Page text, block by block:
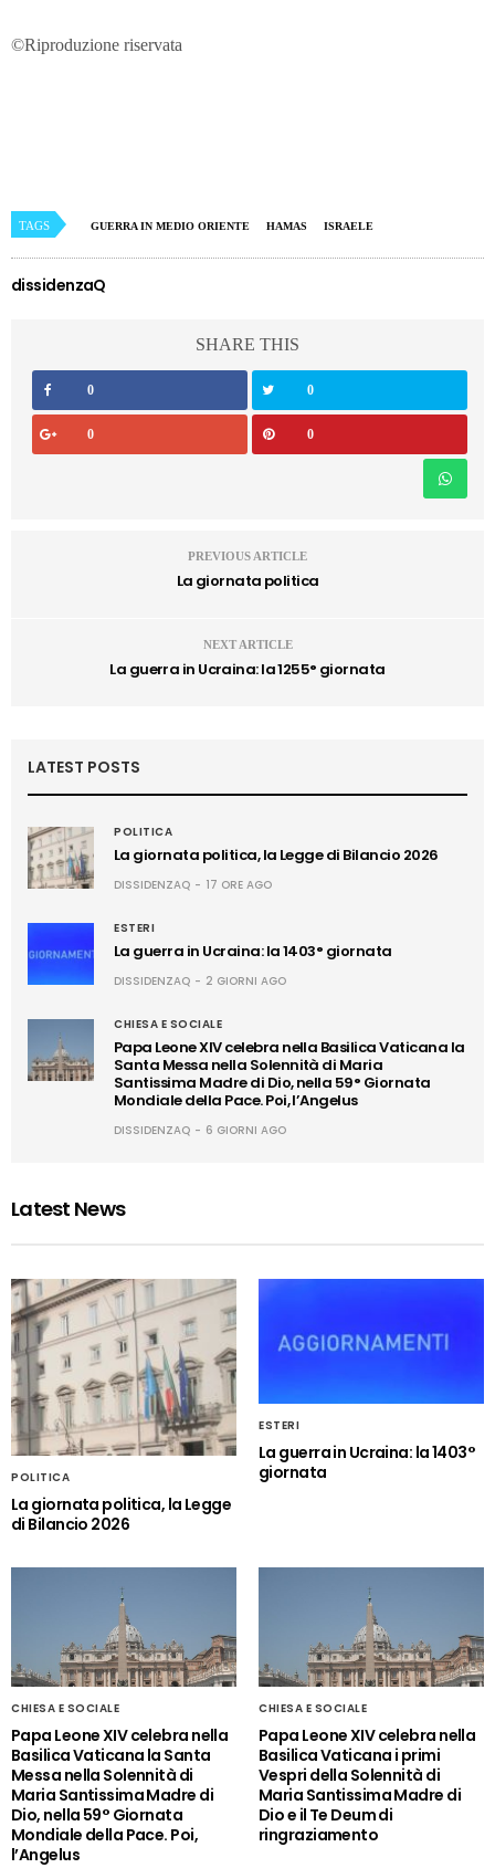
©Riproduzione riservata
TAGS GUERRA IN MEDIO ORIENTE HAMAS ISRAELE
dissidenzaQ
SHARE THIS
0 0
0 0
PREVIOUS ARTICLE
La giornata politica
NEXT ARTICLE
La guerra in Ucraina: la 1255° giornata
LATEST POSTS
POLITICA
La giornata politica, la Legge di Bilancio 2026
DISSIDENZAQ 17 ORE AGO
ESTERI
La guerra in Ucraina: la 1403° giornata
DISSIDENZAQ 2 GIORNI AGO
CHIESA E SOCIALE
Papa Leone XIV celebra nella Basilica Vaticana la
Santa Messa nella Solennità di Maria
Santissima Madre di Dio, nella 59° Giornata
Mondiale della Pace. Poi, l’Angelus
DISSIDENZAQ 6 GIORNI AGO
Latest News
POLITICA
La giornata politica, la Legge
di Bilancio 2026
ESTERI
La guerra in Ucraina: la 1403°
giornata
CHIESA E SOCIALE
Papa Leone XIV celebra nella
Basilica Vaticana la Santa
Messa nella Solennità di
Maria Santissima Madre di
Dio, nella 59° Giornata
Mondiale della Pace. Poi,
l’Angelus
CHIESA E SOCIALE
Papa Leone XIV celebra nella
Basilica Vaticana i primi
Vespri della Solennità di
Maria Santissima Madre di
Dio e il Te Deum di
ringraziamento